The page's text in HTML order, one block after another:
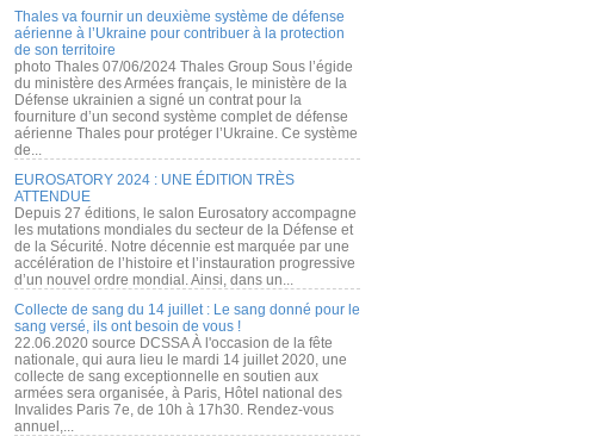
Thales va fournir un deuxième système de défense
aérienne à l’Ukraine pour contribuer à la protection
de son territoire
photo Thales 07/06/2024 Thales Group Sous l’égide
du ministère des Armées français, le ministère de la
Défense ukrainien a signé un contrat pour la
fourniture d’un second système complet de défense
aérienne Thales pour protéger l’Ukraine. Ce système
de...
EUROSATORY 2024 : UNE ÉDITION TRÈS
ATTENDUE
Depuis 27 éditions, le salon Eurosatory accompagne
les mutations mondiales du secteur de la Défense et
de la Sécurité. Notre décennie est marquée par une
accélération de l’histoire et l’instauration progressive
d’un nouvel ordre mondial. Ainsi, dans un...
Collecte de sang du 14 juillet : Le sang donné pour le
sang versé, ils ont besoin de vous !
22.06.2020 source DCSSA À l'occasion de la fête
nationale, qui aura lieu le mardi 14 juillet 2020, une
collecte de sang exceptionnelle en soutien aux
armées sera organisée, à Paris, Hôtel national des
Invalides Paris 7e, de 10h à 17h30. Rendez-vous
annuel,...